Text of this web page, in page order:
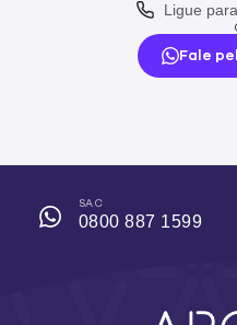
Ligue para
Fale
SAC
0800 887 1599